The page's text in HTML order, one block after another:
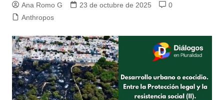
Ana Romo G 23 de octubre de 2025
0
Anthropos